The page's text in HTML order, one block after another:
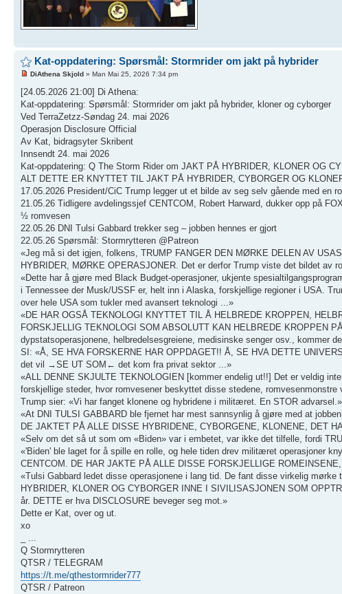
Kat-oppdatering: Spørsmål: Stormrider om jakt på hybrider
DiAthena Skjold » Man Mai 25, 2026 7:34 pm
[24.05.2026 21:00] Di Athena:
Kat-oppdatering: Spørsmål: Stormrider om jakt på hybrider, kloner og cyborger
Ved TerraZetzz-Søndag 24. mai 2026
Operasjon Disclosure Official
Av Kat, bidragsyter Skribent
Innsendt 24. mai 2026
Kat-oppdatering: Q The Storm Rider om JAKT PÅ HYBRIDER, KLONER OG
ALT DETTE ER KNYTTET TIL JAKT PÅ HYBRIDER, CYBORGER OG
17.05.2026 President/CiC Trump legger ut et bilde av seg selv gående med en
21.05.26 Tidligere avdelingssjef CENTCOM, Robert Harward, dukker opp på
½ romvesen
22.05.26 DNI Tulsi Gabbard trekker seg – jobben hennes er gjort
22.05.26 Spørsmål: Stormrytteren @Patreon
«Jeg må si det igjen, folkens, TRUMP FANGER DEN MØRKE DELEN AV
HYBRIDER, MØRKE OPERASJONER. Det er derfor Trump viste det bildet av
«Dette har å gjøre med Black Budget-operasjoner, ukjente
i Tennessee der Musk/USSF er, helt inn i Alaska, forskjellige regioner i USA.
over hele USA som tukler med avansert teknologi ...»
«DE HAR OGSÅ TEKNOLOGI KNYTTET TIL Å HELBREDE KROPPEN,
FORSKJELLIG TEKNOLOGI SOM ABSOLUTT KAN HELBREDE KROPPEN
dypstatsoperasjonene, helbredelsesgreiene, medisinske senger osv., kommer
SI: «Å, SE HVA FORSKERNE HAR OPPDAGET!! Å, SE HVA DETTE
det vil →SE UT SOM← det kom fra privat sektor ...»
«ALL DENNE SKJULTE TEKNOLOGIEN [kommer endelig ut!!] Det er veldig
forskjellige steder, hvor romvesener beskyttet disse stedene,
Trump sier: «Vi har fanget klonene og hybridene i militæret. En STOR advarsel.»
«At DNI TULSI GABBARD ble fjernet har mest sannsynlig å gjøre med at
DE JAKTET PÅ ALLE DISSE HYBRIDENE, CYBORGENE, KLONENE, DET
«Selv om det så ut som om «Biden» var i embetet, var ikke det tilfelle, fordi
«'Biden' ble laget for å spille en rolle, og hele tiden drev militæret operasjoner
CENTCOM. DE HAR JAKTE PÅ ALLE DISSE FORSKJELLIGE
«Tulsi Gabbard ledet disse operasjonene i lang tid. De fant disse virkelig
HYBRIDER, KLONER OG CYBORGER INNE I SIVILISASJONEN SOM
år. DETTE er hva DISCLOSURE beveger seg mot.»
Dette er Kat, over og ut.
xo
_ ...
Q Stormrytteren
QTSR / TELEGRAM
https://t.me/qthestormrider777
QTSR / Patreon